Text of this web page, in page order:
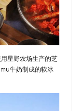
用星野农场生产的芝
牛奶制成的软冰